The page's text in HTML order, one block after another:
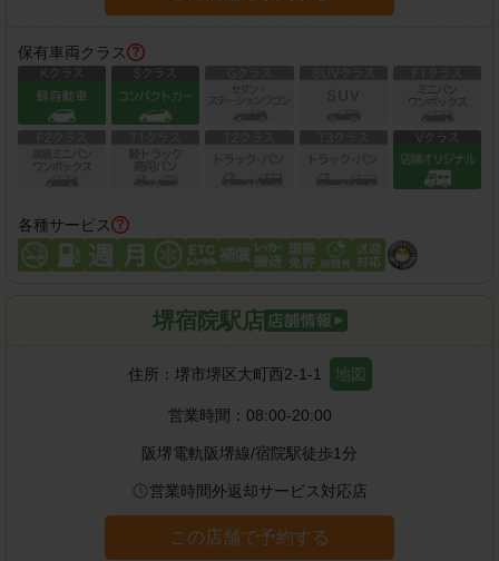
保有車両クラス
各種サービス
堺宿院駅店
住所： 堺市堺区大町西2-1-1 地図
営業時間： 08:00-20:00
阪堺電軌阪堺線/宿院駅徒歩1 分
営業時間外返却サービス対応店
この店舗で予約する